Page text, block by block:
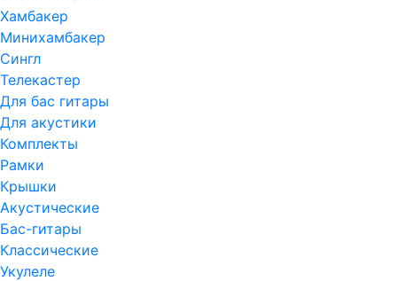
Хамбакер
Минихамбакер
Сингл
Телекастер
Для бас гитары
Для акустики
Комплекты
Рамки
Крышки
Акустические
Бас-гитары
Классические
Укулеле